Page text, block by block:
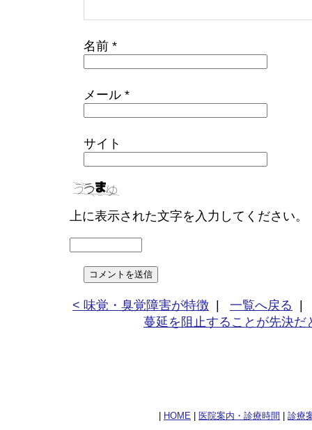
名前 *
メール *
サイト
上に表示された文字を入力してください。
< 味覚・臭覚障害が特徴 | 一覧へ戻る
蔓延を阻止することが先決だ
HOME 医院案内・診療時間 診療